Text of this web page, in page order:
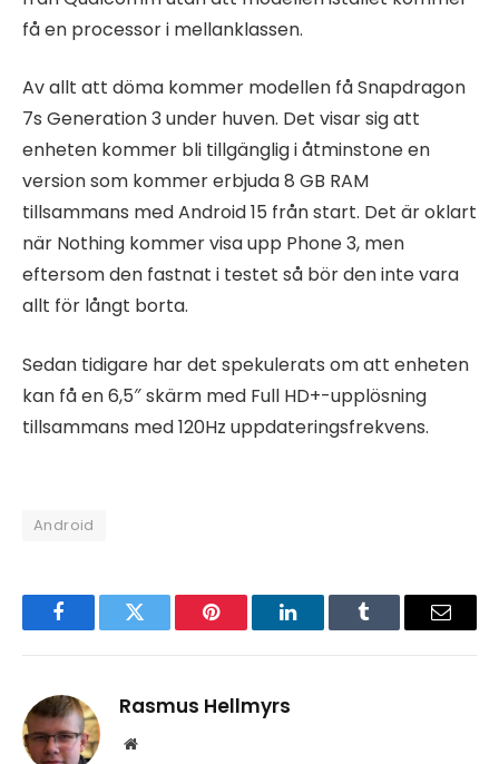
få en processor i mellanklassen.
Av allt att döma kommer modellen få Snapdragon
7s Generation 3 under huven. Det visar sig att
enheten kommer bli tillgänglig i åtminstone en
version som kommer erbjuda 8 GB RAM
tillsammans med Android 15 från start. Det är oklart
när Nothing kommer visa upp Phone 3, men
eftersom den fastnat i testet så bör den inte vara
allt för långt borta.
Sedan tidigare har det spekulerats om att enheten
kan få en 6,5″ skärm med Full HD+-upplösning
tillsammans med 120Hz uppdateringsfrekvens.
Android
FacebookTwitter Pinterest LinkedInTumblr Email
Rasmus Hellmyrs
Website